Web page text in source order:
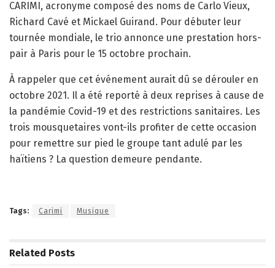
CARIMI, acronyme composé des noms de Carlo Vieux,
Richard Cavé et Mickael Guirand. Pour débuter leur
tournée mondiale, le trio annonce une prestation hors-
pair à Paris pour le 15 octobre prochain.
À rappeler que cet événement aurait dû se dérouler en
octobre 2021. Il a été reporté à deux reprises à cause de
la pandémie Covid-19 et des restrictions sanitaires. Les
trois mousquetaires vont-ils profiter de cette occasion
pour remettre sur pied le groupe tant adulé par les
haïtiens ? La question demeure pendante.
Tags: Carimi Musique
Related Posts